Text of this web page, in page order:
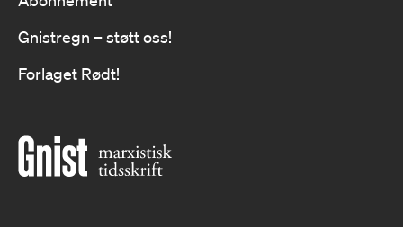
Gnistregn – støtt oss!
Forlaget Rødt!